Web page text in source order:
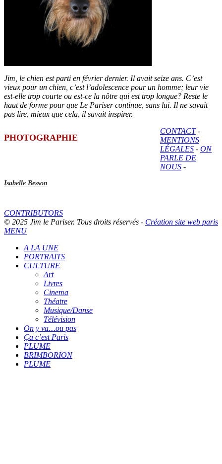
Jim, le chien est parti en février dernier. Il avait seize ans. C’est
vieux pour un chien, c’est l’adolescence pour un homme; leur vie
est-elle trop courte ou est-ce la nôtre qui est trop longue? Reste le
haut de forme pour que Le Pariser continue, sans lui. Il ne savait
pas lire, mieux que cela, il savait inspirer.
PHOTOGRAPHIE
Isabelle Besson
CONTACT-
MENTIONS
LÉGALES - ON
PARLE DE
NOUS -
CONTRIBUTORS
© 2025 Jim le Pariser. Tous droits réservés - Création site web paris
MENU
A LA UNE
PORTRAITS
CULTURE
Art
Livres
Cinema
Théatre
Musique/Danse
Télévision
On y va…ou pas
Ça c’est Paris
PLUME
BRIMBORION
PLUME